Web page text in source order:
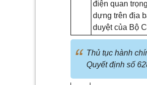
điện quan
dựng trên địa
duyệt của Bộ
Thủ tục hành
Quyết định số